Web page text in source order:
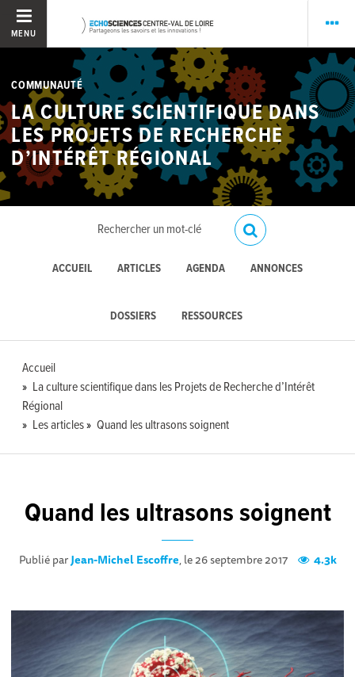
MENU
COMMUNAUTÉ
LA CULTURE SCIENTIFIQUE DANS
LES PROJETS DE RECHERCHE
D’INTÉRÊT RÉGIONAL
ACCUEIL ARTICLES AGENDA ANNONCES
DOSSIERS RESSOURCES
Accueil
La culture scientifique dans les Projets de Recherche d’Intérêt
Régional
Les articles
Quand les ultrasons soignent
Quand les ultrasons soignent
Publié parJean-Michel Escoffre, le 26 septembre 2017 4.3k